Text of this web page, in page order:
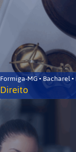
Formiga-MG • Bacharel
Direito